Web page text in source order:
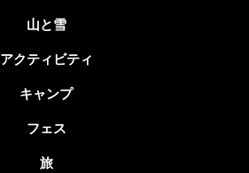
山と雪
アクティビティ
キャンプ
フェス
旅